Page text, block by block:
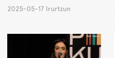
2025-05-17 Irurtzun